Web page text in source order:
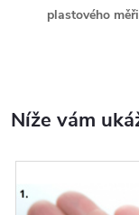
plastového
Níže vám